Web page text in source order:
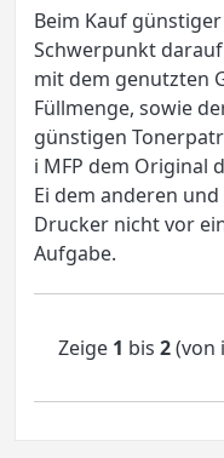
Beim Kauf
Schwerpunkt
mit dem genutzten
Füllmenge, sowie
günstigen
i MFP dem Original
Ei dem anderen
Drucker nicht vor
Aufgabe.
Zeige 1 bis 2(von